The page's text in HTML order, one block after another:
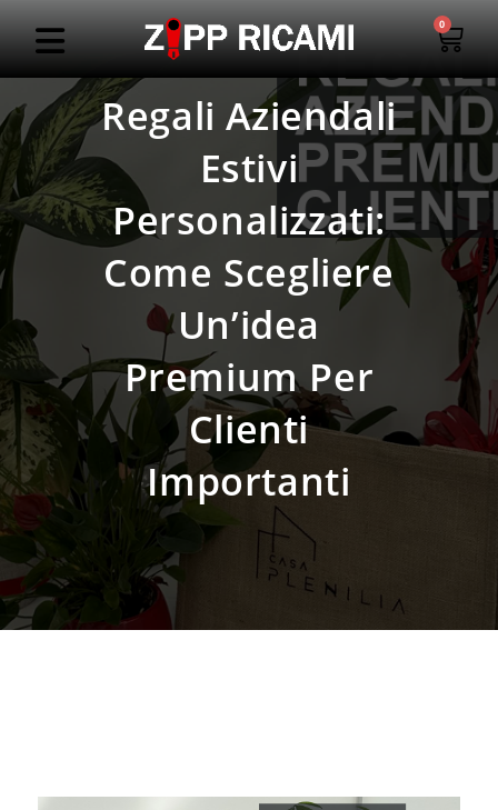
0
Regali Aziendali
Estivi
Personalizzati:
Come Scegliere
Un’idea
Premium Per
Clienti
Importanti